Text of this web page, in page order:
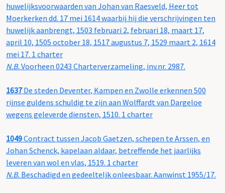
huwelijksvoorwaarden van Johan van Raesveld, Heer tot
Moerkerken dd. 17 mei 1614 waarbij hij die verschrijvingen ten
huwelijk aanbrengt, 1503 februari 2, februari 18, maart 17,
april 10, 1505 october 18, 1517 augustus 7, 1529 maart 2, 1614
mei 17. 1 charter
N.B. Voorheen 0243 Charterverzameling, inv.nr. 2987.
1637De steden Deventer, Kampen en Zwolle erkennen 500
rijnse guldens schuldig te zijn aan Wolffardt van Dargeloe
wegens geleverde diensten, 1510. 1 charter
1049Contract tussen Jacob Gaetzen, schepen te Arssen, en
Johan Schenck, kapelaan aldaar, betreffende het jaarlijks
leveren van wol en vlas, 1519. 1 charter
N.B. Beschadigd en gedeelteljk onleesbaar. Aanwinst 1955/17.